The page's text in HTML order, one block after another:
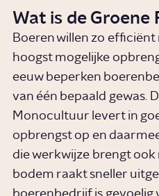
Wat is de Groene
Boeren willen zo
hoogst mogelijke
eeuw beperken
van één bepaald gewas.
Monocultuur levert in
opbrengst op en
die werkwijze brengt ook
bodem raakt sneller